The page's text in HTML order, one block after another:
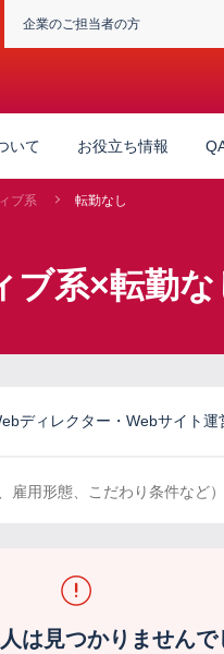
企業のご担当者の方
いて お役立ち情報
ブ系 転勤なし
ブ系×転勤
ディレクター・Webサイト
雇用形態、こだわり条件など）
は見つかりませんで